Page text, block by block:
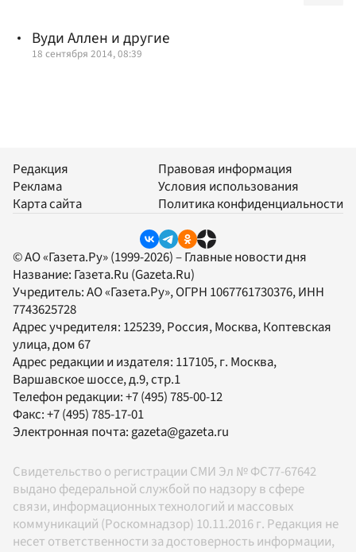
Вуди Аллен и другие
18 сентября 2014, 08:39
Редакция
Реклама
Карта сайта
Правовая информация
Условия использования
Политика конфиденциальности
© АО «Газета.Ру» (1999-2026) – Главные новости дня
Название: Газета.Ru (Gazeta.Ru)
Учредитель:АО «Газета.Ру», ОГРН 1067761730376, ИНН
7743625728
Адрес учредителя: 125239, Россия, Москва, Коптевская
улица, дом 67
Адрес редакции и издателя: 117105, г. Москва,
Варшавское шоссе, д.9, стр.1
Телефон редакции:+7 (495) 785-00-12
Факс:+7 (495) 785-17-01
Электронная почта: gazeta@gazeta.ru
Свидетельство о регистрации СМИ Эл № ФС77-67642
выдано федеральной службой по надзору в сфере
связи, информационных технологий и массовых
коммуникаций (Роскомнадзор) 10.11.2016 г. Редакция не
несет ответственности за достоверность информации,